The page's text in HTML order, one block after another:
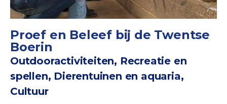
Proef en Beleef bij de Twentse
Boerin
Outdooractiviteiten, Recreatie en
spellen, Dierentuinen en aquaria,
Cultuur